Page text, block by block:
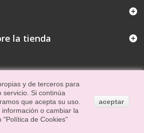
la tienda
y de terceros para
servicio. Si continúa
que acepta su uso.
o cambiar la
"Política de Cookies"
aceptar